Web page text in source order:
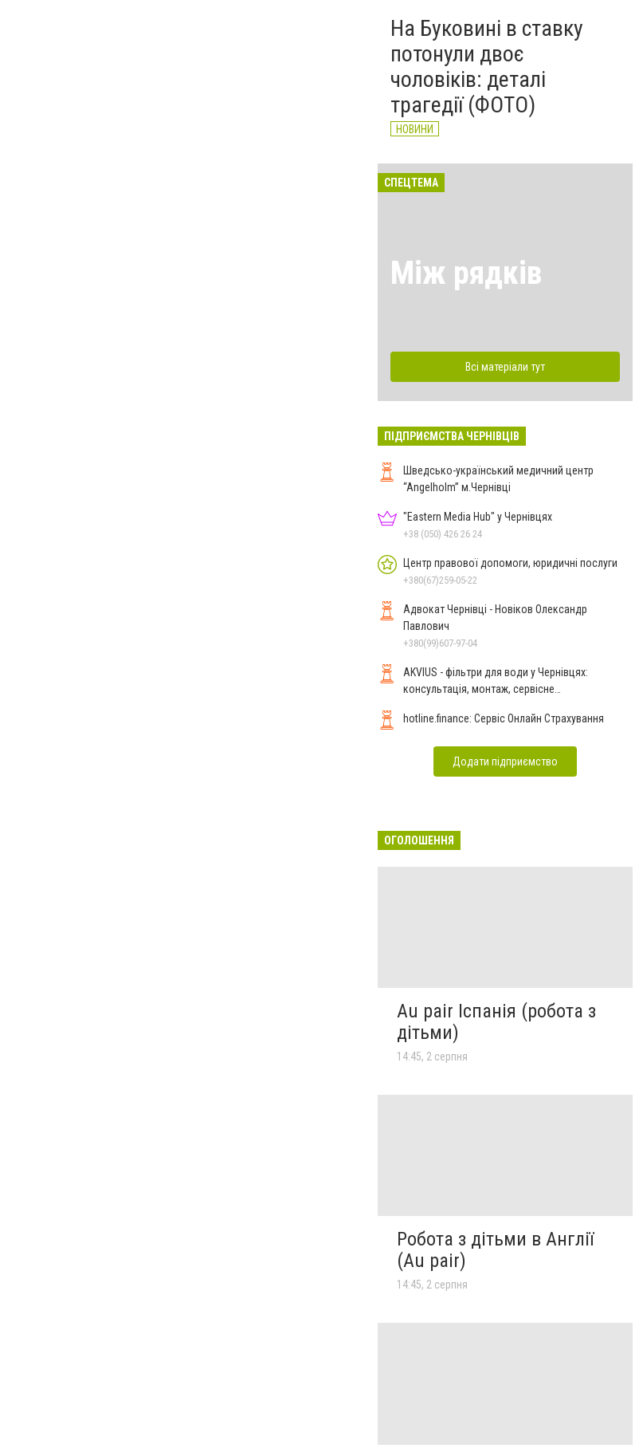
На Буковині в ставку
потонули двоє
чоловіків: деталі
трагедії (ФОТО)
НОВИНИ
СПЕЦТЕМА
Між рядків
Всі матеріали тут
ПІДПРИЄМСТВА ЧЕРНІВЦІВ
Шведсько-український медичний центр
“Angelholm” м.Чернівці
"Eastern Media Hub" у Чернівцях
+38 (050) 426 26 24
Центр правової допомоги, юридичні послуги
+380(67)259-05-22
Адвокат Чернівці - Новіков Олександр
Павлович
+380(99)607-97-04
AKVIUS - фільтри для води у Чернівцях:
консультація, монтаж, сервісне
hotline.finance: Сервіс Онлайн Страхування
Додати підприємство
ОГОЛОШЕННЯ
Au pair Іспанія (робота з
дітьми)
14:45, 2 серпня
Робота з дітьми в Англії
(Au pair)
14:45, 2 серпня